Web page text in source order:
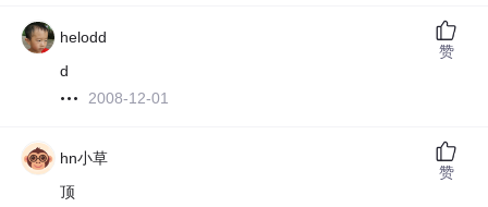
helodd
d
2008-12-01
赞
hn小草
顶
赞